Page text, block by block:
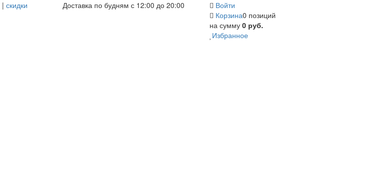
|скидки
Доставка по будням с 12:00 до 20:00
Войти
Корзина0 позиций
на сумму 0 руб.
Избранное